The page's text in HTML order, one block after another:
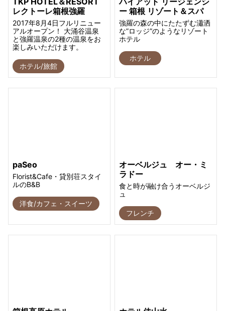
レクトーレ箱根強羅
2017年8月4日フルリニュー
アルオープン！ 大涌谷温泉
と強羅温泉の2種の温泉をお
楽しみいただけます。
ホテル/旅館
ー 箱根 リゾート＆スパ
強羅の森の中にたたずむ瀟洒
な”ロッジ”のようなリゾート
ホテル
ホテル
paSeo
Florist&Cafe・貸別荘スタイ
ルのB&B
洋食/カフェ・スイーツ
オーベルジュ オー・ミ
ラドー
食と時が融け合うオーベルジ
ュ
フレンチ